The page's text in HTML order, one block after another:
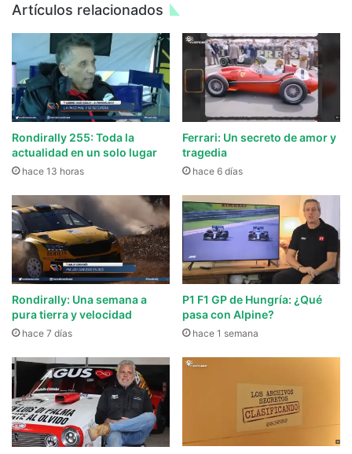
Artículos relacionados
Rondirally 255: Toda la
actualidad en un solo lugar
hace 13 horas
Ferrari: Un secreto de amor y
tragedia
hace 6 días
Rondirally: Una semana a
pura tierra y velocidad
hace 7 días
P1 F1 GP de Hungría: ¿Qué
pasa con Alpine?
hace 1 semana